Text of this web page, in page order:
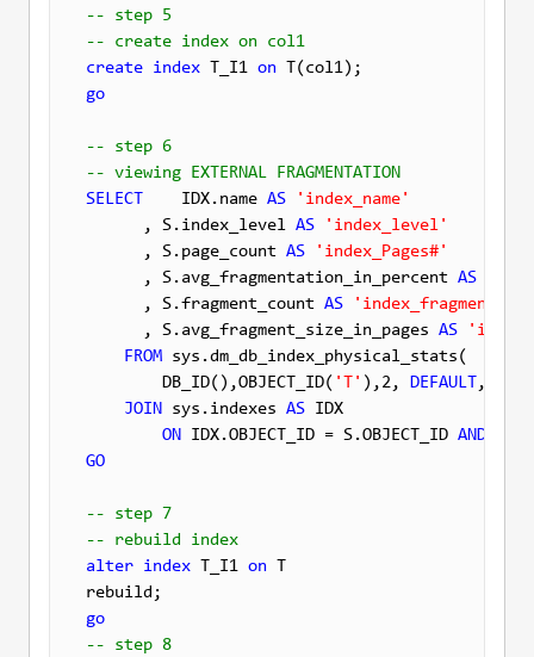
-- step 5
-- create index on col1
create index T_I1 on
go
-- step 6
-- viewing EXTERNAL FRAGMENTATION
SELECT
    IDX.name
AS
'index_name'
      , S.index_level
AS
'index_level'
      , S.page_count
AS
'index_Pages#'
      , S.avg_fragmentation_in_percent
AS
      , S.fragment_count
AS
'index_fragments'
      , S.avg_fragment_size_in_pages
AS
FROM sys.dm_db_index_physical_stats(
        DB_ID(),OBJECT_ID(
'T' ),2, DEFAULT ,
JOIN sys.indexes AS IDX
ON IDX.OBJECT_ID = S.OBJECT_ID AND
GO
-- step 7
-- rebuild index
alter index T_I1 on T
go
-- step 8